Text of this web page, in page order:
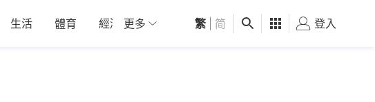
生活 體育 經濟 01深圳 觀點 健康 好食玩飛
更多 繁 简 登入